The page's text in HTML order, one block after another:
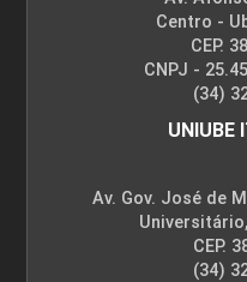
Centro -
CEP.
CNPJ -
(34)
UNIUBE
Av. Gov. José de
CEP.
(34)